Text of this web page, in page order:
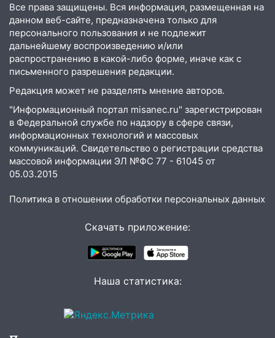
09.08.2026
21:58 В Ульяновске около «нового»
моста утопили автомобиль «Вольво»
20:20 Итоги 9 августа в Ульяновской
области: разгул стихии, поиски
человека на Волге и транспортный
коллапс
19:43 Из-за ураганного ветра упали
деревья в парке «Победы»
18:00
Пепелище на Балтийской: в
Заволжье ульяновские спасатели
Ульяновской области
В Ульяновске во время шторма на
Волге пропал известный блогер: нужна
помощь в поисках
в Новом городе
Все права защищены. Вся информация, размещенная на
данном веб-сайте, предназначена только для
персонального пользования и не подлежит
дальнейшему воспроизведению и/или
распространению в какой-либо форме, иначе как с
письменного разрешения редакции.
Редакция может не разделять мнение авторов.
"Информационный портал misanec.ru" зарегистрирован
в Федеральной службе по надзору в сфере связи,
информационных технологий и массовых
коммуникаций. Свидетельство о регистрации средства
массовой информации ЭЛ №ФС 77 - 61045 от
05.03.2015
Политика в отношении обработки персональных данных
Скачать приложение:
Наша статистика: